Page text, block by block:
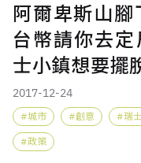
阿爾卑斯山
台幣請你去
士小鎮想要擺
2017-12-24
城市 創意 瑞士
政策